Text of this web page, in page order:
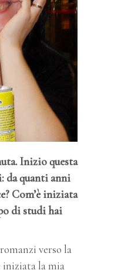
Inizio questa
da quanti anni
Com’è iniziata
di studi hai
verso la
iniziata la mia